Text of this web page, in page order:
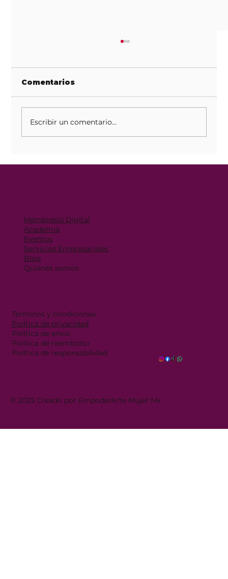
Comentarios
Escribir un comentario...
Membresía Digital
Academia
Eventos
Servicios Empresariales
Blog
Quiénes somos
Términos y condiciones
Política de privacidad
Política de envío
Política de reembolso
Política de responsabilidad
© 2025 Creado por EmpoderArte Mujer Mx